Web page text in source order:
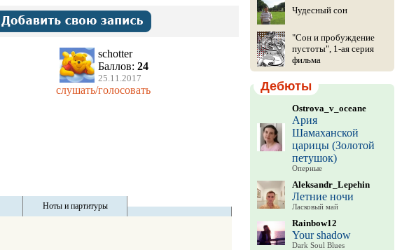
schotter
Баллов: 24
25.11.2017
слушать/голосовать
Ноты и партитуры
Чудесный сон
"Сон и пробуждение
пустоты", 1-ая серия
фильма
Дебюты
Ostrova_v_oceane
Ария
Шамаханской
царицы (Золотой
петушок)
Оперные
Aleksandr_Lepehin
Летние ночи
Ласковый май
Rainbow12
Your shadow
Dark Soul Blues